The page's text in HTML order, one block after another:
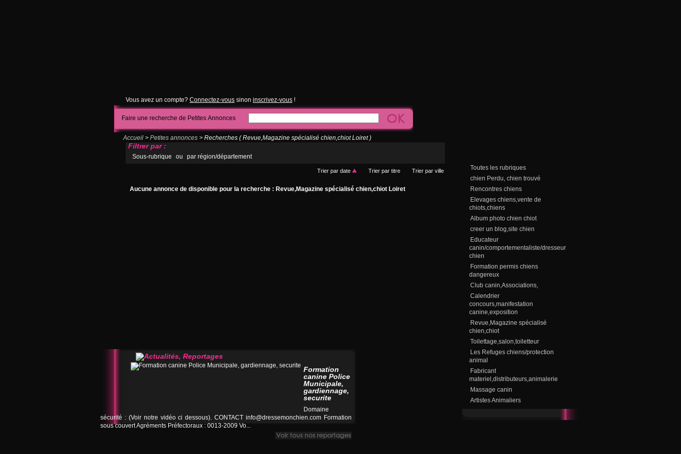
Toutes les rubriques
chien Perdu, chien trouvé
Rencontres chiens
Elevages chiens,vente de
chiots,chiens
Album photo chien chiot
creer un blog,site chien
Educateur
canin/comportementaliste/dresseur
chien
Formation permis chiens
dangereux
Club canin,Associations,
Calendrier
concours,manifestation
canine,exposition
Revue,Magazine spécialisé
chien,chiot
Toilettage,salon,toiletteur
Les Refuges chiens/protection
animal
Fabricant
materiel,distributeurs,animalerie
Massage canin
Artistes Animaliers
Vous avez un compte? Connectez-vous sinon inscrivez-vous !
Faire une recherche de Petites Annonces
Accueil > Petites annonces > Recherches ( Revue,Magazine spécialisé chien,chiot Loiret )
Filtrer par :
Sous-rubrique ou par région/département
Trier par date Trier par titre Trier par ville
Aucune annonce de disponible pour la recherche : Revue,Magazine spécialisé chien,chiot Loiret
Formation
canine Police
Municipale,
gardiennage,
securite
Domaine
sécurité : (Voir notre vidéo ci dessous). CONTACTinfo@dressemonchien.com Formation
sous couvert Agréments Préfectoraux : 0013-2009 Vo...